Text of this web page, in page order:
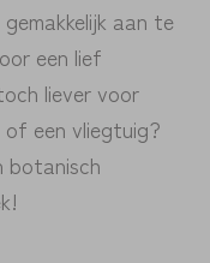
aan te
een lief
liever voor
een vliegtuig?
botanisch